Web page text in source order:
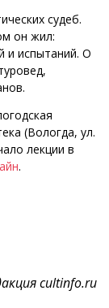
судеб.
он жил:
и испытаний. О
(Вологда, ул.
лекции в
.
cultinfo.ru